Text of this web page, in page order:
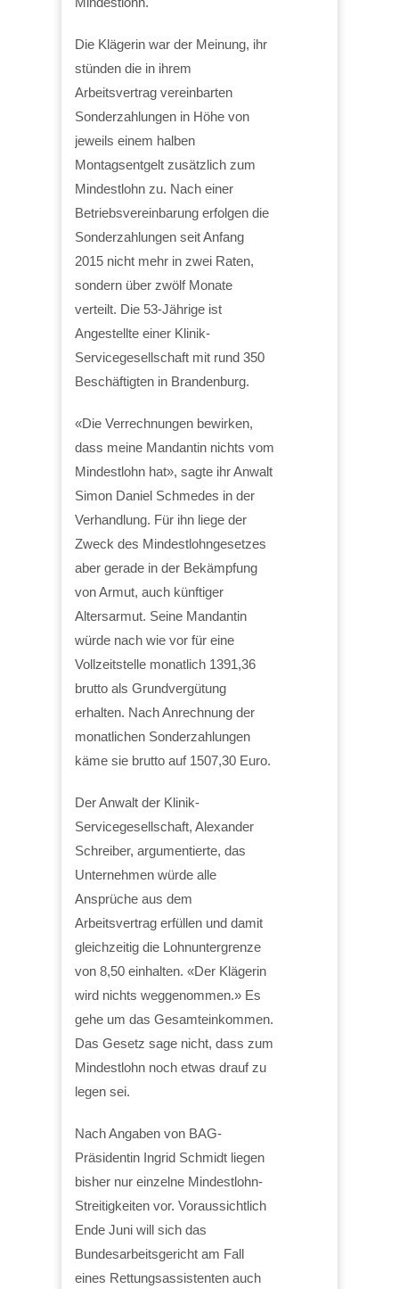
Die Klägerin war der Meinung, ihr
stünden die in ihrem
Arbeitsvertrag vereinbarten
Sonderzahlungen in Höhe von
jeweils einem halben
Montagsentgelt zusätzlich zum
Mindestlohn zu. Nach einer
Betriebsvereinbarung erfolgen die
Sonderzahlungen seit Anfang
2015 nicht mehr in zwei Raten,
sondern über zwölf Monate
verteilt. Die 53-Jährige ist
Angestellte einer Klinik-
Servicegesellschaft mit rund 350
Beschäftigten in Brandenburg.
«Die Verrechnungen bewirken,
dass meine Mandantin nichts vom
Mindestlohn hat», sagte ihr Anwalt
Simon Daniel Schmedes in der
Verhandlung. Für ihn liege der
Zweck des Mindestlohngesetzes
aber gerade in der Bekämpfung
von Armut, auch künftiger
Altersarmut. Seine Mandantin
würde nach wie vor für eine
Vollzeitstelle monatlich 1391,36
brutto als Grundvergütung
erhalten. Nach Anrechnung der
monatlichen Sonderzahlungen
käme sie brutto auf 1507,30 Euro.
Der Anwalt der Klinik-
Servicegesellschaft, Alexander
Schreiber, argumentierte, das
Unternehmen würde alle
Ansprüche aus dem
Arbeitsvertrag erfüllen und damit
gleichzeitig die Lohnuntergrenze
von 8,50 einhalten. «Der Klägerin
wird nichts weggenommen.» Es
gehe um das Gesamteinkommen.
Das Gesetz sage nicht, dass zum
Mindestlohn noch etwas drauf zu
legen sei.
Nach Angaben von BAG-
Präsidentin Ingrid Schmidt liegen
bisher nur einzelne Mindestlohn-
Streitigkeiten vor. Voraussichtlich
Ende Juni will sich das
Bundesarbeitsgericht am Fall
eines Rettungsassistenten auch